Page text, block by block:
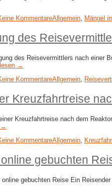
KommentareAllgemein Mängel
des
des Reisevermittlers nach einer
→
KommentareAllgemein
Kreuzfahrtreise
Kreuzfahrtreise nach dem
→
KommentareAllgemein,
gebuchten
gebuchten Reise Ein